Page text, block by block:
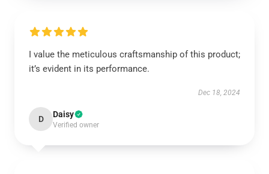
I value the meticulous craftsmanship of this product;
it’s evident in its performance.
Dec 18, 2024
D Daisy
Verified owner